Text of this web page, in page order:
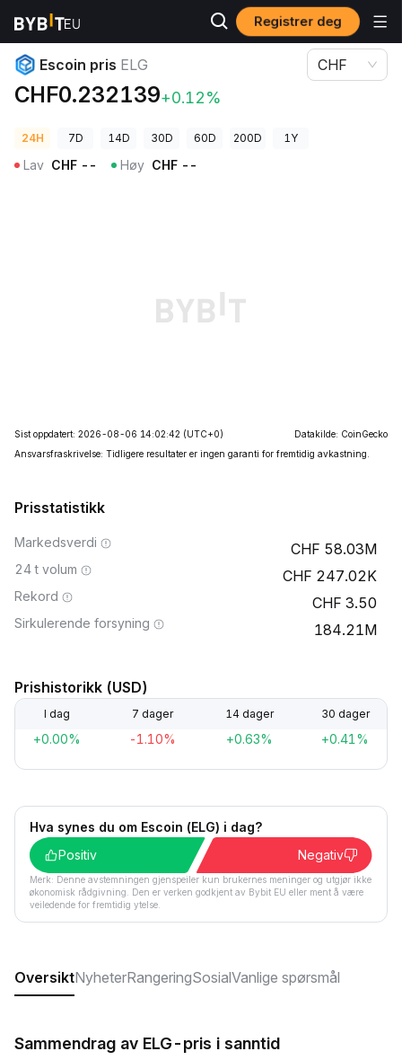
Registrer deg
Kryptopriser
Escoin pris ELG
CHF0.232139+0.12%
CHF
24H 7D 14D 30D 60D 200D 1Y
Lav CHF -- Høy CHF --
Sist oppdatert: 2026-08-06 14:02:42 (UTC+0)
Datakilde: CoinGecko
Ansvarsfraskrivelse: Tidligere resultater er ingen garanti for fremtidig avkastning.
Prisstatistikk
Markedsverdi 58.03M
24 t volum 247.02K
Rekord 3.50
Sirkulerende forsyning 184.21M
Prishistorikk (USD)
I dag 7 dager 14 dager 30 dager
+0.00% -1.10% +0.63% +0.41%
Hva synes du om Escoin (ELG) i dag?
Positiv
Negativ
Merk: Denne avstemningen gjenspeiler kun brukernes meninger og utgjør ikke
økonomisk rådgivning. Den er verken godkjent av Bybit EU eller ment å være
veiledende for fremtidig ytelse.
OversiktNyheterRangeringSosialVanlige spørsmål
Sammendrag av ELG-pris i sanntid